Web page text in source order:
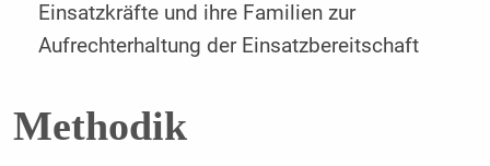
Einsatzkräfte und ihre Familien zur
Aufrechterhaltung der Einsatzbereitschaft
Methodik